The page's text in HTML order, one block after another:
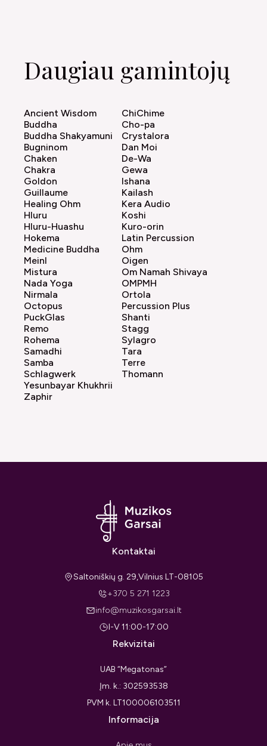
Daugiau gamintojų
Ancient Wisdom
Buddha
Buddha Shakyamuni
Bugninom
Chaken
Chakra
ChiChime
Cho-pa
Crystalora
Dan Moi
De-Wa
Gewa
Goldon
Guillaume
Healing Ohm
Hluru
Hluru-Huashu
Hokema
Ishana
Kailash
Kera Audio
Koshi
Kuro-orin
Latin Percussion
Medicine Buddha
Meinl
Mistura
Nada Yoga
Nirmala
Octopus
Ohm
Oigen
Om Namah Shivaya
OMPMH
Ortola
Percussion Plus
PuckGlas
Remo
Rohema
Samadhi
Samba
Schlagwerk
Shanti
Stagg
Sylagro
Tara
Terre
Thomann
Yesunbayar Khukhrii
Zaphir
Kontaktai
Saltoniškių g. 29,Vilnius LT-08105
+370 5 271 1223
info@muzikosgarsai.lt
I-V 11:00-17:00
Rekvizitai
UAB “Megatonas”
Įm. k.: 302593538
PVM k. LT100006103511
Informacija